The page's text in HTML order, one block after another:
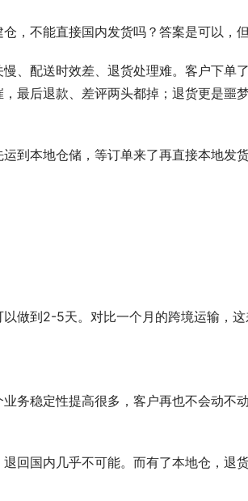
，不能直接国内发货吗？答案是可以，但
、配送时效差、退货处理难。客户下单
最后退款、差评两头都掉；退货更是噩
到本地仓储，等订单来了再直接本地发
做到2-5天。对比一个月的跨境运输，
务稳定性提高很多，客户再也不会动不动
回国内几乎不可能。而有了本地仓，退